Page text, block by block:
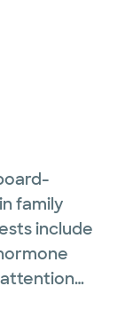
family
include